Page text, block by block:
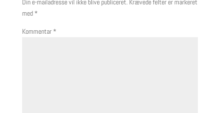
Din e-mailadresse vil ikke blive publiceret. Krævede felter er markeret
med *
Kommentar *